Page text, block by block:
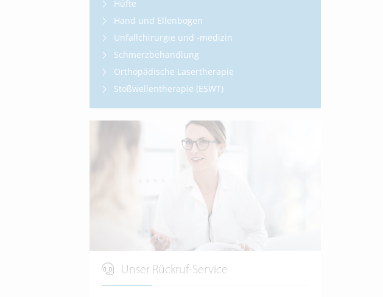
Hüfte
Hand und Ellenbogen
Unfallchirurgie und -medizin
Schmerzbehandlung
Orthopädische Lasertherapie
Stoßwellentherapie (ESWT)
Unser Rückruf-Service